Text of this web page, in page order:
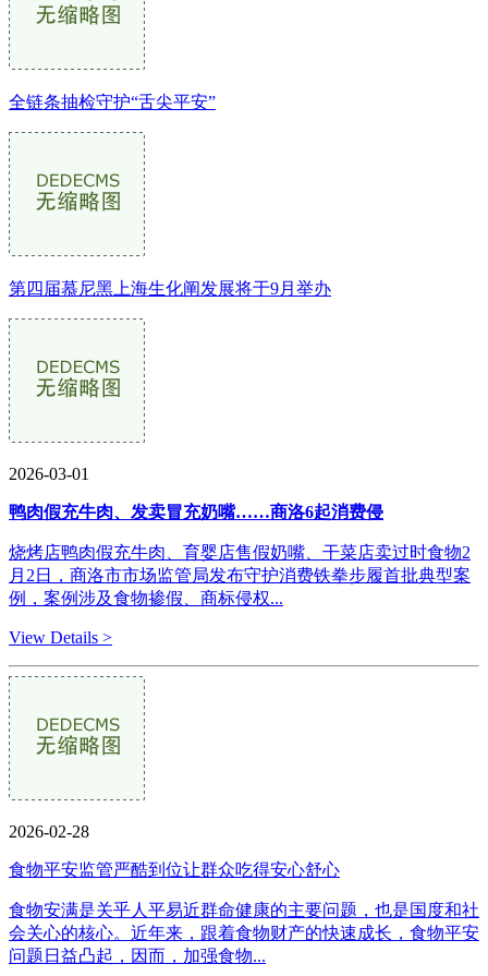
全链条抽检守护“舌尖平安”
第四届慕尼黑上海生化阐发展将于9月举办
2026-03-01
鸭肉假充牛肉、发卖冒充奶嘴……商洛6起消费侵
烧烤店鸭肉假充牛肉、育婴店售假奶嘴、干菜店卖过时食物2
月2日，商洛市市场监管局发布守护消费铁拳步履首批典型案
例，案例涉及食物掺假、商标侵权...
View Details >
2026-02-28
食物平安监管严酷到位让群众吃得安心舒心
食物安满是关乎人平易近群命健康的主要问题，也是国度和社
会关心的核心。近年来，跟着食物财产的快速成长，食物平安
问题日益凸起，因而，加强食物...